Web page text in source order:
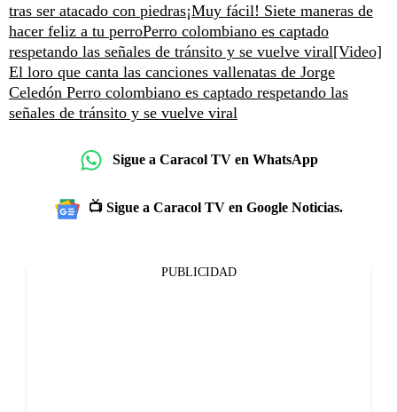
tras ser atacado con piedras¡Muy fácil! Siete maneras de
hacer feliz a tu perroPerro colombiano es captado
respetando las señales de tránsito y se vuelve viral[Video]
El loro que canta las canciones vallenatas de Jorge
Celedón Perro colombiano es captado respetando las
señales de tránsito y se vuelve viral
Sigue a Caracol TV en WhatsApp
📺 Sigue a Caracol TV en Google Noticias.
PUBLICIDAD